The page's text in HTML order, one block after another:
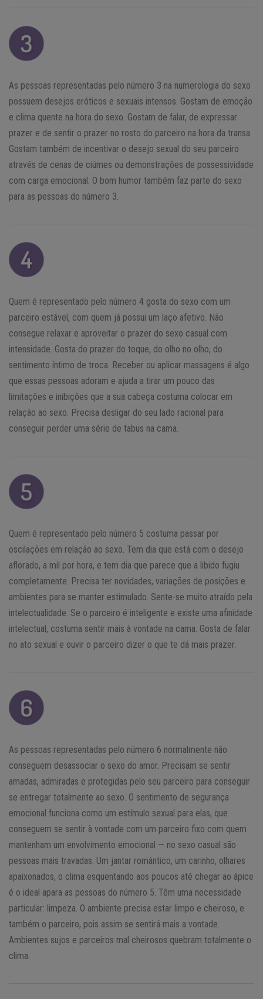
As pessoas representadas pelo número 3 na numerologia do sexo
possuem desejos eróticos e sexuais intensos. Gostam de emoção
e clima quente na hora do sexo. Gostam de falar, de expressar
prazer e de sentir o prazer no rosto do parceiro na hora da transa.
Gostam também de incentivar o desejo sexual do seu parceiro
através de cenas de ciúmes ou demonstrações de possessividade
com carga emocional. O bom humor também faz parte do sexo
para as pessoas do número 3.
Quem é representado pelo número 4 gosta do sexo com um
parceiro estável, com quem já possui um laço afetivo. Não
consegue relaxar e aproveitar o prazer do sexo casual com
intensidade. Gosta do prazer do toque, do olho no olho, do
sentimento íntimo de troca. Receber ou aplicar massagens é algo
que essas pessoas adoram e ajuda a tirar um pouco das
limitações e inibições que a sua cabeça costuma colocar em
relação ao sexo. Precisa desligar do seu lado racional para
conseguir perder uma série de tabus na cama.
Quem é representado pelo número 5 costuma passar por
oscilações em relação ao sexo. Tem dia que está com o desejo
aflorado, a mil por hora, e tem dia que parece que a libido fugiu
completamente. Precisa ter novidades, variações de posições e
ambientes para se manter estimulado. Sente-se muito atraído pela
intelectualidade. Se o parceiro é inteligente e existe uma afinidade
intelectual, costuma sentir mais à vontade na cama. Gosta de falar
no ato sexual e ouvir o parceiro dizer o que te dá mais prazer.
As pessoas representadas pelo número 6 normalmente não
conseguem desassociar o sexo do amor. Precisam se sentir
amadas, admiradas e protegidas pelo seu parceiro para conseguir
se entregar totalmente ao sexo. O sentimento de segurança
emocional funciona como um estímulo sexual para elas, que
conseguem se sentir à vontade com um parceiro fixo com quem
mantenham um envolvimento emocional — no sexo casual são
pessoas mais travadas. Um jantar romântico, um carinho, olhares
apaixonados, o clima esquentando aos poucos até chegar ao ápice
é o ideal apara as pessoas do número 5. Têm uma necessidade
particular: limpeza. O ambiente precisa estar limpo e cheiroso, e
também o parceiro, pois assim se sentirá mais a vontade.
Ambientes sujos e parceiros mal cheirosos quebram totalmente o
clima.